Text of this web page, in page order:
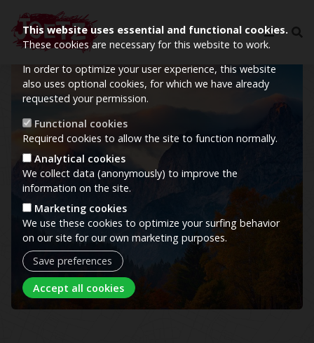
This website uses essential and functional cookies.
These cookies are necessary for this website to work.
In order to optimize your user experience, this website
also uses optional cookies, for which we have already
requested your permission.
Functional cookies
Required cookies to allow the site to function normally.
Analytical cookies
We collect data (anonymously) to improve the
information on the site.
Marketing cookies
We use these cookies to optimize your surfing behavior
on our site for our own marketing purposes.
Save preferences
Accept all cookies Withdraw consent
Image